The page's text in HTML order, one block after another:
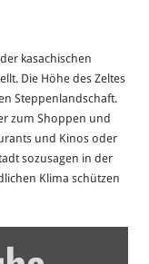
kasachischen
Die Höhe des Zeltes
Steppenlandschaft.
zum Shoppen und
und Kinos oder
sozusagen in der
Klima schützen